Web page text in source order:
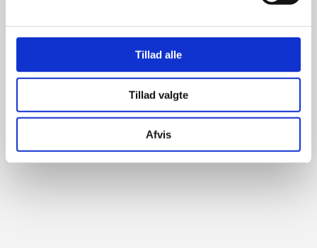
Tillad alle
Tillad valgte
Afvis